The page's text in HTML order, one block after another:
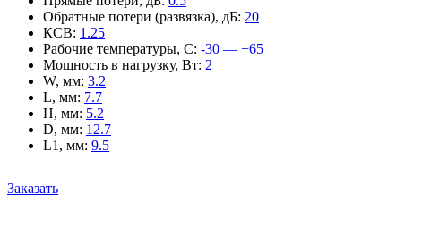
Обратные потери (развязка), дБ: 20
КСВ: 1.25
Рабочие температуры, С: -30 — +65
Мощность в нагрузку, Вт: 2
W, мм: 3.2
L, мм: 7.7
H, мм: 5.2
D, мм: 12.7
L1, мм: 9.5
Заказать